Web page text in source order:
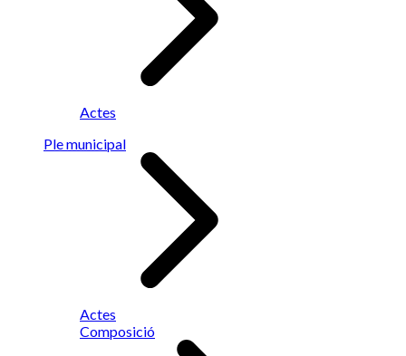
Actes
Ple municipal
Actes
Composició